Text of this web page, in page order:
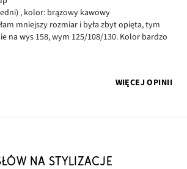
, kolor: brązowy kawowy
mniejszy rozmiar i była zbyt opięta, tym
na wys 158, wym 125/108/130. Kolor bardzo
WIĘCEJ OPINII
NA STYLIZACJE